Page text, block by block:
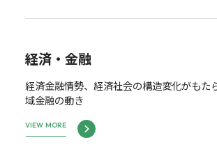
経済・金融
経済金融情勢、経済社会の構造変化がもた
域金融の動き
VIEW MORE